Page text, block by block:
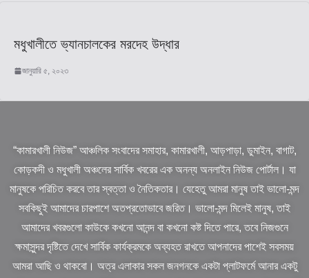
মধুখালীতে ভ্যানচালকের মরদেহ উদ্ধার
জানুয়ারি ৫, ২০২৩
“কামারখালী নিউজ” আঞ্চলিক সংবাদের সমাহার, কামারখালী, আড়পাড়া, ডুমাইন, বাগাট,
কোড়কদী ও মধুখালী অঞ্চলের সার্বিক খবরের এক অনন্য অনলাইন নিউজ পোর্টাল। যা
মানুষকে পরিচিত করবে তার স্বত্তা ও নৈতিকতার। যেহেতু আমরা মানুষ তাই ভালো-মন্দ
সবকিছুই আমাদের চারপাশে অতপ্রতোভাবে জরিত। ভালো-মন্দ মিলেই মানুষ, তাই
আমাদের খবরগুলো কাউকে কখনো আনন্দ বা কখনো কষ্ট দিতে পারে, তবে নিজগুনে
ক্ষমাসুন্দর দৃষ্টিতে দেখে সার্বিক কার্যক্রমকে অব্যহত রাখতে আপনাদের পাশেই সবসময়
আমরা আছি ও থাকবো। অত্র এলাকার সকল জনগনকে একটা প্লাটফর্মে আনার একটু